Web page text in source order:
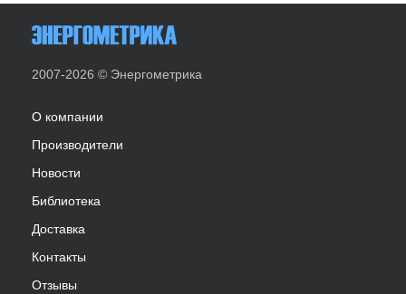
2007-2026 © Энергометрика
О компании
Производители
Новости
Библиотека
Доставка
Контакты
Отзывы